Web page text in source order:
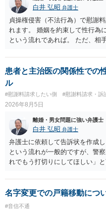
に抵抗する可能性が高いのであ
離婚訴訟で離婚原因を主張し、
も少なくありません。見通し等
よいと思います。
白井 弘昭 弁護士
貞操権侵害（不法行為）で慰謝
れます。 婚姻を約束して性行為
という流れであれば。 ただ、相
性も認められそうですので、あ
われます。 一度、最寄りの弁護
患者と主治医の関係性での
ル
#慰謝料請求したい側 #慰謝料請求・訴
2026年8月5日
離婚・男女問題に強い弁護士
白井 弘昭 弁護士
弁護士に依頼して告訴状を作成
という流れが一般的ですが、警
れでもう打切りにしてほしい」
検察庁に訴えるのもありかもし
は、結局所轄だと思われますの
ないです。 一度、最寄りの「刑
名字変更での戸籍移動につ
#音信不通